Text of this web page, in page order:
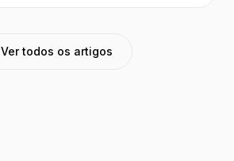
Ver todos os artigos